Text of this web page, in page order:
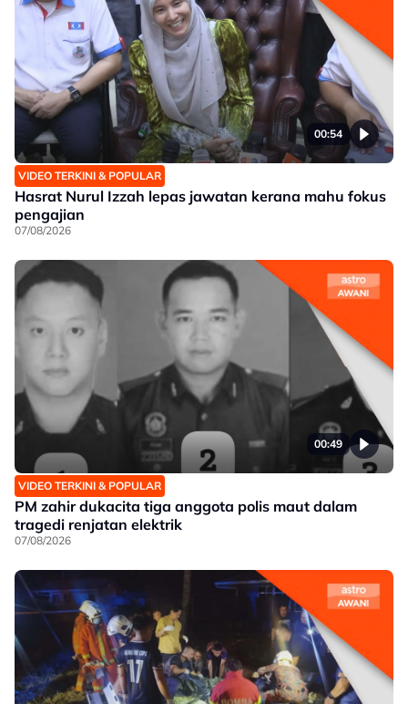
00:54
VIDEO TERKINI & POPULAR
Hasrat Nurul Izzah lepas jawatan kerana mahu fokus
pengajian
07/08/2026
00:49
VIDEO TERKINI & POPULAR
PM zahir dukacita tiga anggota polis maut dalam
tragedi renjatan elektrik
07/08/2026